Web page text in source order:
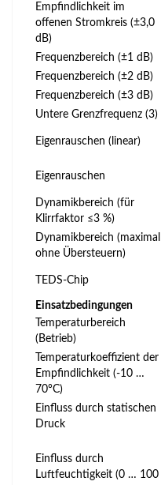
Empfindlichkeit im
offenen Stromkreis (±3,0
dB)
Frequenzbereich (±1 dB)
Frequenzbereich (±2 dB)
Frequenzbereich (±3 dB)
Untere Grenzfrequenz (3)
Eigenrauschen (linear)
Eigenrauschen
Dynamikbereich (für
Klirrfaktor ≤3 %)
Dynamikbereich (maximal
ohne Übersteuern)
TEDS-Chip
Einsatzbedingungen
Temperaturbereich
(Betrieb)
Temperaturkoeffizient der
Empfindlichkeit (-10 …
70°C)
Einfluss durch statischen
Druck
Einfluss durch
Luftfeuchtigkeit (0 … 100